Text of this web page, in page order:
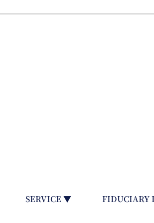
SERVICE ▼ FIDUCIARY